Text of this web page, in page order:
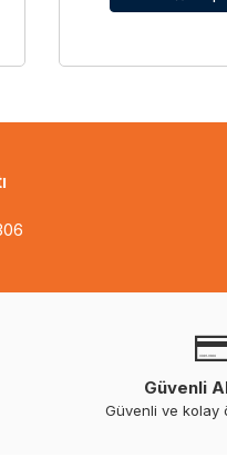
Güvenli
Güvenli ve kolay